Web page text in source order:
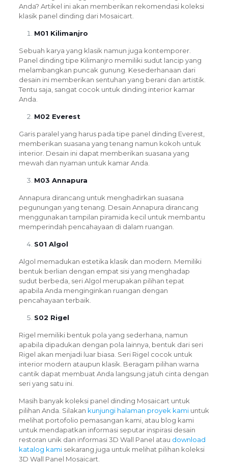
Anda? Artikel ini akan memberikan rekomendasi koleksi
klasik panel dinding dari Mosaicart.
M01 Kilimanjro
Sebuah karya yang klasik namun juga kontemporer.
Panel dinding tipe Kilimanjro memiliki sudut lancip yang
melambangkan puncak gunung. Kesederhanaan dari
desain ini memberikan sentuhan yang berani dan artistik.
Tentu saja, sangat cocok untuk dinding interior kamar
Anda.
M02 Everest
Garis paralel yang harus pada tipe panel dinding Everest,
memberikan suasana yang tenang namun kokoh untuk
interior. Desain ini dapat memberikan suasana yang
mewah dan nyaman untuk kamar Anda.
M03 Annapura
Annapura dirancang untuk menghadirkan suasana
pegunungan yang tenang. Desain Annapura dirancang
menggunakan tampilan piramida kecil untuk membantu
memperindah pencahayaan di dalam ruangan.
S01 Algol
Algol memadukan estetika klasik dan modern. Memiliki
bentuk berlian dengan empat sisi yang menghadap
sudut berbeda, seri Algol merupakan pilihan tepat
apabila Anda menginginkan ruangan dengan
pencahayaan terbaik.
S02 Rigel
Rigel memiliki bentuk pola yang sederhana, namun
apabila dipadukan dengan pola lainnya, bentuk dari seri
Rigel akan menjadi luar biasa. Seri Rigel cocok untuk
interior modern ataupun klasik. Beragam pilihan warna
cantik dapat membuat Anda langsung jatuh cinta dengan
seri yang satu ini.
Masih banyak koleksi panel dinding Mosaicart untuk
pilihan Anda. Silakan kunjungi halaman proyek kamiuntuk
melihat portofolio pemasangan kami, atau blog kami
untuk mendapatkan informasi seputar inspirasi desain
restoran unik dan informasi 3D Wall Panel atau download
katalog kamisekarang juga untuk melihat pilihan koleksi
3D Wall Panel Mosaicart.